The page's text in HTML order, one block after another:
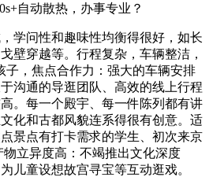
自动散热，办事专业？
问性和趣味性均衡得很好，如长
壁穿越等。行程复杂，车辆整洁，
子，焦点合作力：强大的车辆安排
沟通的导逛团队、高效的线上行程
。每一个殿宇、每一件陈列都有讲
化和古都风貌连系得很有创意。适
景点有打卡需求的学生、初次来京
立异度高：不竭推出文化深度
儿童设想故宫寻宝等互动逛戏。